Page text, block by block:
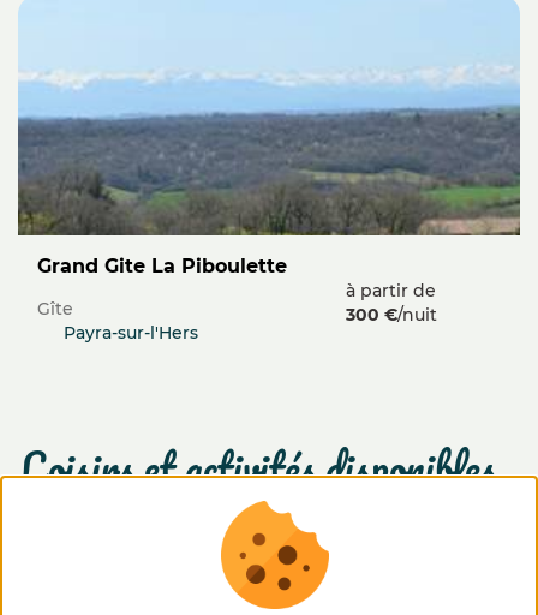
Grand Gite La Piboulette
Gîte
Payra-sur-l'Hers
à partir de
300 €/nuit
loisirs et activités disponibles
Découverte des activités de la ferme